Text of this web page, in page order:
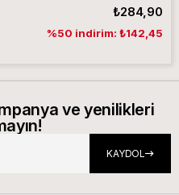
₺284,90
%50 indirim: ₺142,45
ve yenilikleri
KAYDOL